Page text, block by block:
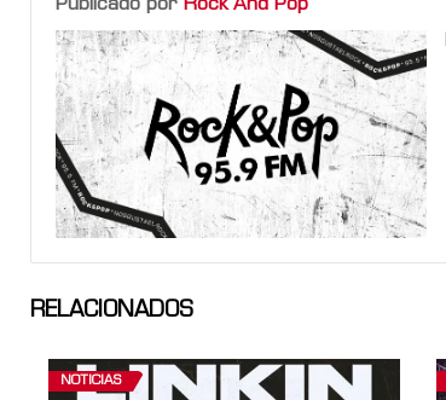
Publicado por Rock And Pop
RELACIONADOS
NOTICIAS